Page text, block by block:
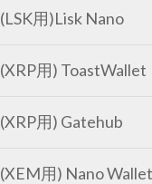
(LSK用)Lisk Nano
(XRP用) ToastWallet
(XRP用) Gatehub
(XEM用) Nano Wallet